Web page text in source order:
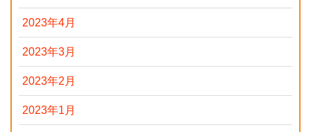
2023年4月
2023年3月
2023年2月
2023年1月